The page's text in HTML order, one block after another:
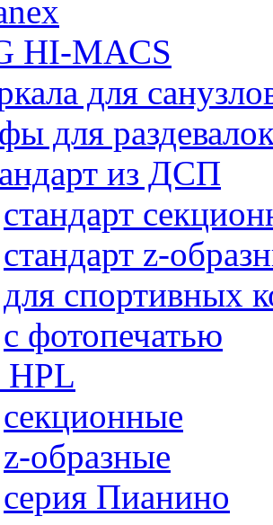
HI-MACS
для
для
из ДСП
стандарт
стандарт z-
для спортивных
с фотопечатью
HPL
секционные
z-образные
серия Пианино